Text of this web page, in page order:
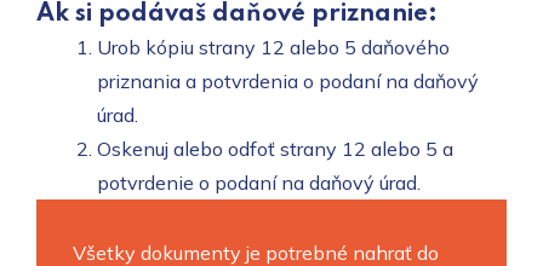
Ak si podávaš daňové priznanie:
Urob kópiu strany 12 alebo 5 daňového
priznania a potvrdenia o podaní na daňový
úrad.
Oskenuj alebo odfoť strany 12 alebo 5 a
potvrdenie o podaní na daňový úrad.
Všetky dokumenty je potrebné nahrať do